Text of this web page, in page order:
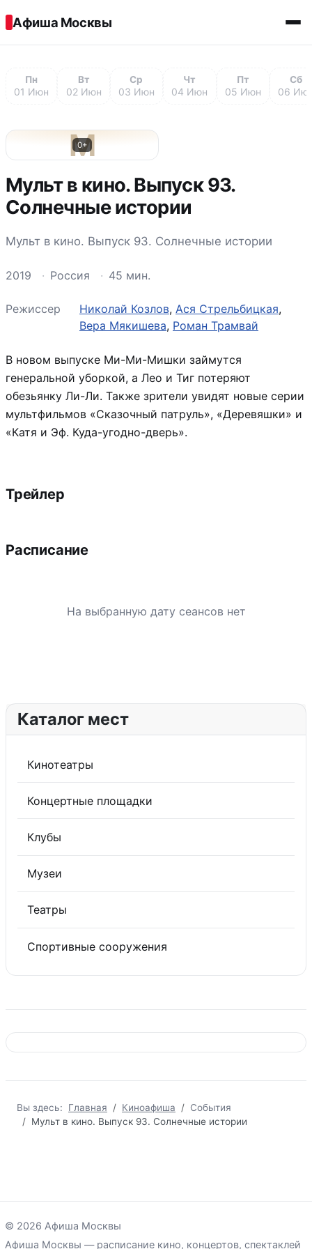
Афиша Москвы
Пн
01 Июн
Вт
02 Июн
Ср
03 Июн
Чт
04 Июн
Пт
05 Июн
Сб
06
М
0+
Мульт в кино. Выпуск 93.
Солнечные истории
Мульт в кино. Выпуск 93. Солнечные истории
2019 · Россия · 45 мин.
Режиссер Николай Козлов, Ася Стрельбицкая,
Вера Мякишева, Роман Трамвай
В новом выпуске Ми-Ми-Мишки займутся
генеральной уборкой, а Лео и Тиг потеряют
обезьянку Ли-Ли. Также зрители увидят новые серии
мультфильмов «Сказочный патруль», «Деревяшки» и
«Катя и Эф. Куда-угодно-дверь».
Трейлер
Расписание
На выбранную дату сеансов нет
Каталог мест
Кинотеатры
Концертные площадки
Клубы
Музеи
Театры
Спортивные сооружения
Вы здесь: Главная Киноафиша
События
Мульт в кино. Выпуск 93. Солнечные истории
© 2026 Афиша Москвы
Афиша Москвы — расписание кино, концертов, спектаклей